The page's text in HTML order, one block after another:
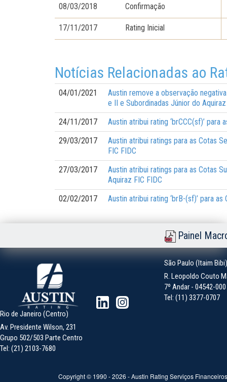
08/03/2018 Confirmação
17/11/2017 Rating Inicial
Notícias Relacionadas ao
04/01/2021
Austin remove a observação
e II e Subordinadas Júnior do
24/11/2017
Austin atribui rating ‘brCCC(sf)’
29/03/2017
Austin atribui ratings para as Cotas
FIC FIDC
27/03/2017
Austin atribui ratings para as Cotas
Aquiraz FIC FIDC
02/02/2017
Austin atribui rating ‘brB-(sf)’ para
Painel
São Paulo (Itaim Bibi)
R. Leopoldo Couto
7º Andar - 04542-
Tel: (11) 3377-0707
Rio de Janeiro (Centro)
Av. Presidente Wilson, 231
Grupo 502/503 Parte Centro
Tel: (21) 2103-7680
Copyright © 1990 -2026 - Austin Rating Serviços